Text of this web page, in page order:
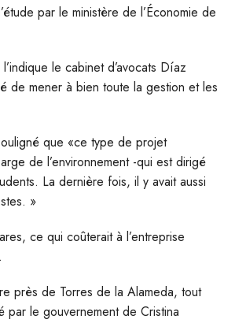
par le ministère de l’Économie de
le cabinet d’avocats Díaz
de mener à bien toute la gestion et les
que «ce type de projet
de l’environnement -qui est dirigé
La dernière fois, il y avait aussi
»
ce qui coûterait à l’entreprise
près de Torres de la Alameda, tout
par le gouvernement de Cristina